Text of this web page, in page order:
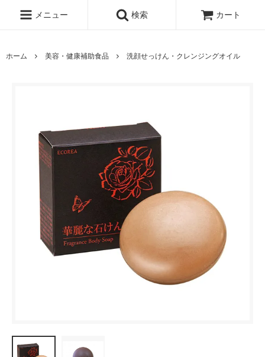
メニュー 検索 カート
ホーム 美容・健康補助食品 洗顔せっけん・クレンジングオイル